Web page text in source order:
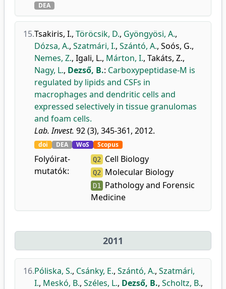
DEA
15.Tsakiris, I., Töröcsik, D., Gyöngyösi, A.,
Dózsa, A., Szatmári, I., Szántó, A., Soós, G.,
Nemes, Z., Igali, L., Márton, I., Takáts, Z.,
Nagy, L., Dezső, B.: Carboxypeptidase-M is
regulated by lipids and CSFs in
macrophages and dendritic cells and
expressed selectively in tissue granulomas
and foam cells.
Lab. Invest. 92 (3), 345-361, 2012.
doi DEA WoS Scopus
Folyóirat-
mutatók:
Q2 Cell Biology
Q2 Molecular Biology
D1 Pathology and Forensic
Medicine
2011
16.Póliska, S., Csánky, E., Szántó, A., Szatmári,
I., Meskó, B., Széles, L., Dezső, B., Scholtz, B.,